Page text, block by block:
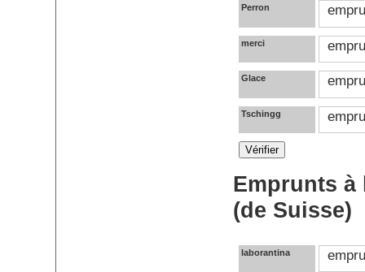
Perron
merci
Glace
Tschingg
Emprunts à
(de Suisse)
laborantina